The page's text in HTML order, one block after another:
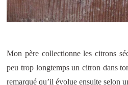
Mon père collectionne les citrons
peu trop longtemps un citron dans
remarqué qu’il évolue ensuite selon